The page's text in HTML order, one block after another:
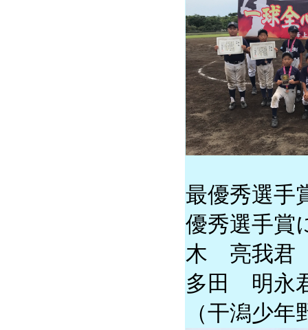
最優秀選手
優秀選手賞
木 亮我君
多田 明永
（干潟少